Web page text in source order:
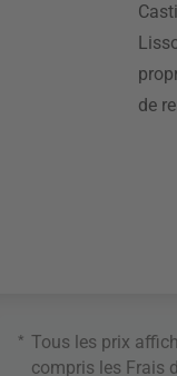
de
* Tous les prix
compris les Frais